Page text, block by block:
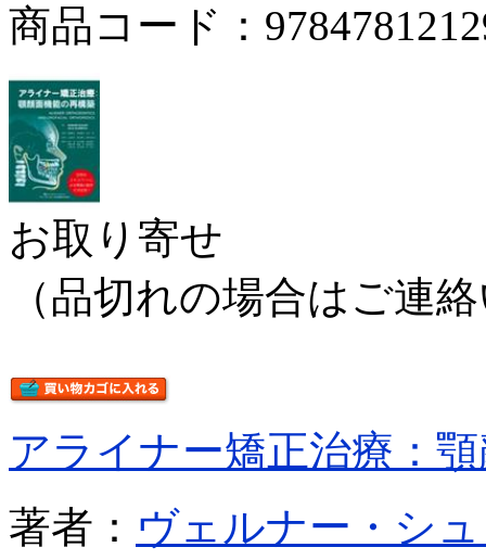
商品コード：
お取り寄せ
（品切れの場合はご連
アライナー矯正治療：
著者： ヴェルナー・シ